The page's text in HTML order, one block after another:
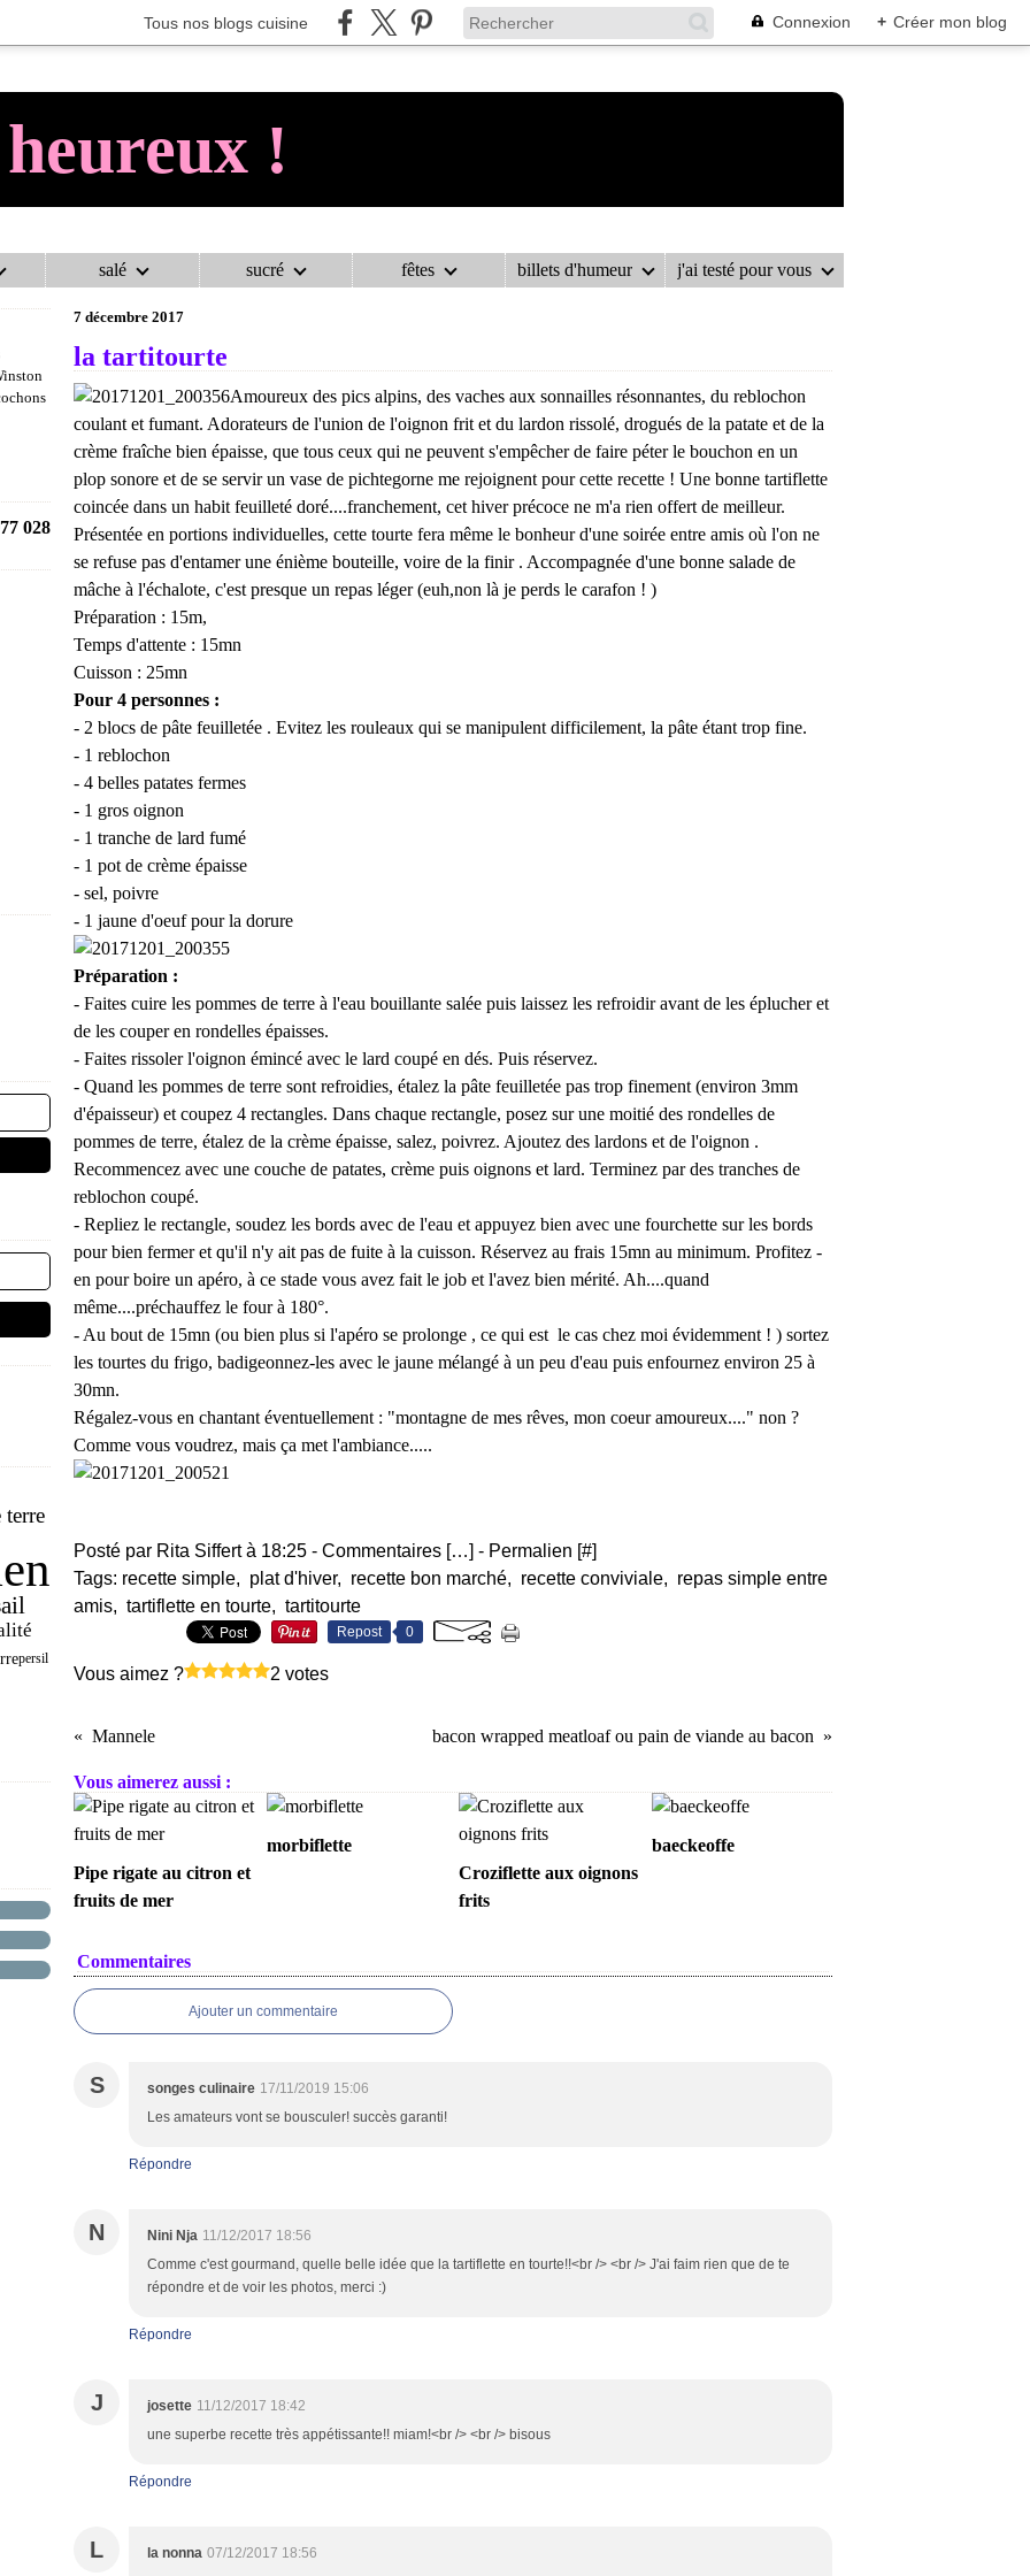
Tous nos blogs cuisine Connexion + Créer mon blog
!
salé sucré fêtes billets d'humeur
j'ai testé pour vous
028
terre
ail
persil
AU COCHON HEUREUX ! TOURTES, PÂTÉS ET FEUILLETÉS LA TARTITOURTE
7 décembre 2017
la tartitourte
Amoureux des pics alpins, des vaches aux sonnailles résonnantes, du reblochon
coulant et fumant. Adorateurs de l'union de l'oignon frit et du lardon rissolé, drogués de la patate et de la
crème fraîche bien épaisse, que tous ceux qui ne peuvent s'empêcher de faire péter le bouchon en un
plop sonore et de se servir un vase de pichtegorne me rejoignent pour cette recette ! Une bonne tartiflette
coincée dans un habit feuilleté doré....franchement, cet hiver précoce ne m'a rien offert de meilleur.
Présentée en portions individuelles, cette tourte fera même le bonheur d'une soirée entre amis où l'on ne
se refuse pas d'entamer une énième bouteille, voire de la finir . Accompagnée d'une bonne salade de
mâche à l'échalote, c'est presque un repas léger (euh,non là je perds le carafon ! )
Préparation : 15m,
Temps d'attente : 15mn
Cuisson : 25mn
Pour 4 personnes :
- 2 blocs de pâte feuilletée . Evitez les rouleaux qui se manipulent difficilement, la pâte étant trop fine.
- 1 reblochon
- 4 belles patates fermes
- 1 gros oignon
- 1 tranche de lard fumé
- 1 pot de crème épaisse
- sel, poivre
- 1 jaune d'oeuf pour la dorure
Préparation :
- Faites cuire les pommes de terre à l'eau bouillante salée puis laissez les refroidir avant de les éplucher et
de les couper en rondelles épaisses.
- Faites rissoler l'oignon émincé avec le lard coupé en dés. Puis réservez.
- Quand les pommes de terre sont refroidies, étalez la pâte feuilletée pas trop finement (environ 3mm
d'épaisseur) et coupez 4 rectangles. Dans chaque rectangle, posez sur une moitié des rondelles de
pommes de terre, étalez de la crème épaisse, salez, poivrez. Ajoutez des lardons et de l'oignon .
Recommencez avec une couche de patates, crème puis oignons et lard. Terminez par des tranches de
reblochon coupé.
- Repliez le rectangle, soudez les bords avec de l'eau et appuyez bien avec une fourchette sur les bords
pour bien fermer et qu'il n'y ait pas de fuite à la cuisson. Réservez au frais 15mn au minimum. Profitez -
en pour boire un apéro, à ce stade vous avez fait le job et l'avez bien mérité. Ah....quand
même....préchauffez le four à 180°.
- Au bout de 15mn (ou bien plus si l'apéro se prolonge , ce qui est le cas chez moi évidemment ! ) sortez
les tourtes du frigo, badigeonnez-les avec le jaune mélangé à un peu d'eau puis enfournez environ 25 à
30mn.
Régalez-vous en chantant éventuellement : "montagne de mes rêves, mon coeur amoureux...." non ?
Comme vous voudrez, mais ça met l'ambiance.....
Posté par Rita Siffert à 18:25 - Commentaires […] - Permalien [#]
Tags: recette simple, plat d'hiver, recette bon marché, recette conviviale, repas simple entre
amis, tartiflette en tourte, tartitourte
Repost 0
Vous aimez ? 2 votes
Mannele bacon wrapped meatloaf ou pain de viande au bacon
Vous aimerez aussi :
Pipe rigate au citron et
fruits de mer
morbiflette
Croziflette aux oignons
frits
baeckeoffe
Commentaires
Ajouter un commentaire
S songes culinaire 17/11/2019 15:06
Les amateurs vont se bousculer! succès garanti!
Répondre
N Nini Nja 11/12/2017 18:56
Comme c'est gourmand, quelle belle idée que la tartiflette en tourte!!<br /> <br /> J'ai faim rien que de te
répondre et de voir les photos, merci :)
Répondre
J josette 11/12/2017 18:42
une superbe recette très appétissante!! miam!<br /> <br /> bisous
Répondre
L la nonna 07/12/2017 18:56